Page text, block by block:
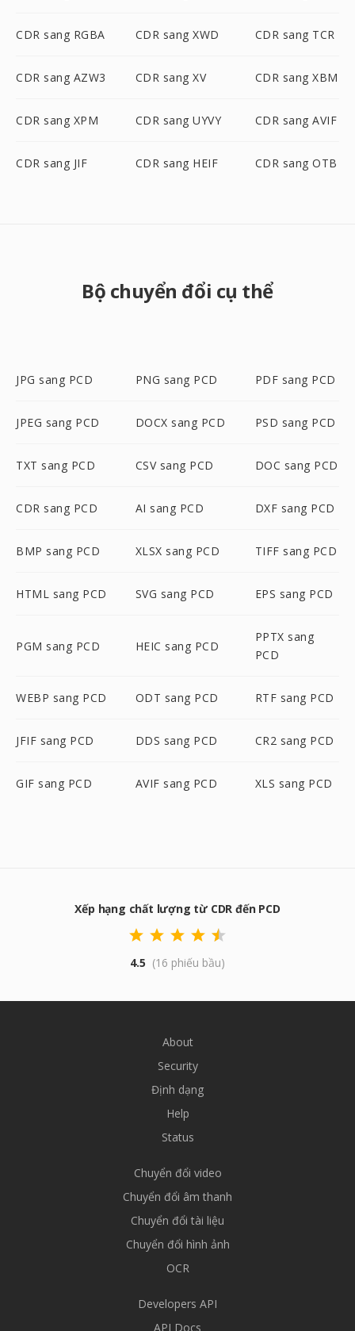
CDR sang RGBA CDR sang XWD CDR sang TCR
CDR sang AZW3 CDR sang XV CDR sang XBM
CDR sang XPM CDR sang UYVY CDR sang AVIF
CDR sang JIF CDR sang HEIF CDR sang OTB
Bộ chuyển đổi cụ thể
JPG sang PCD PNG sang PCD PDF sang PCD
JPEG sang PCD DOCX sang PCD PSD sang PCD
TXT sang PCD CSV sang PCD DOC sang PCD
CDR sang PCD AI sang PCD DXF sang PCD
BMP sang PCD XLSX sang PCD TIFF sang PCD
HTML sang PCD SVG sang PCD EPS sang PCD
PGM sang PCD HEIC sang PCD
PPTX sang
PCD
WEBP sang PCD ODT sang PCD RTF sang PCD
JFIF sang PCD DDS sang PCD CR2 sang PCD
GIF sang PCD AVIF sang PCD XLS sang PCD
Xếp hạng chất lượng từ CDR đến PCD
4.5 (16 phiếu bầu)
About
Security
Định dạng
Help
Status
Chuyển đổi video
Chuyển đổi âm thanh
Chuyển đổi tài liệu
Chuyển đổi hình ảnh
OCR
Developers API
API Docs